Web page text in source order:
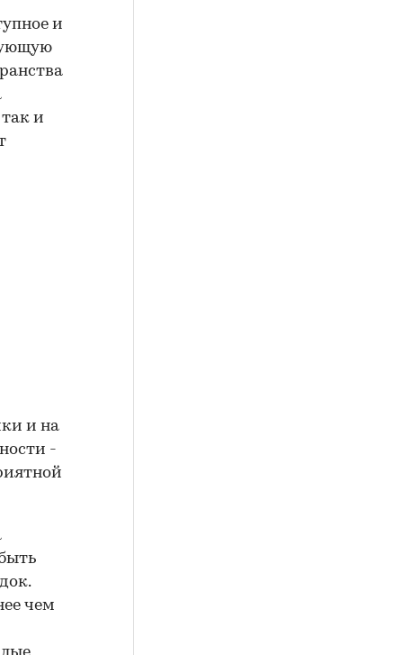
и
и
и на
-
чем